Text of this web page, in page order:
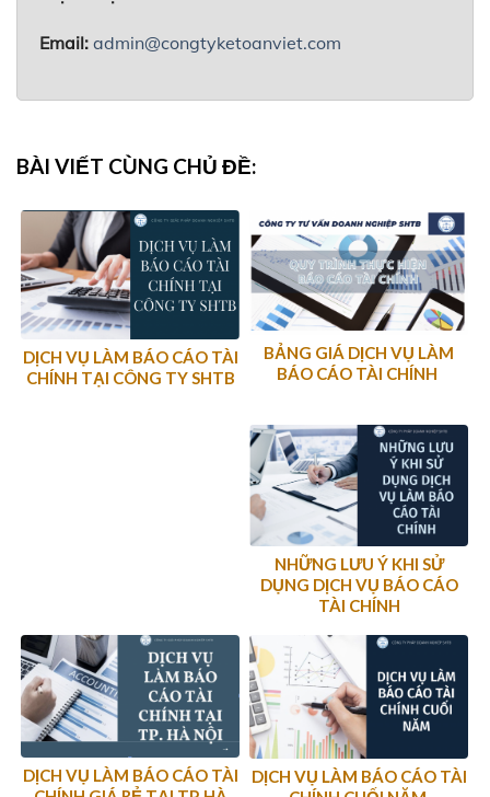
Email: admin@congtyketoanviet.com
BÀI VIẾT CÙNG CHỦ ĐỀ:
DỊCH VỤ LÀM BÁO CÁO TÀI
CHÍNH TẠI CÔNG TY SHTB
BẢNG GIÁ DỊCH VỤ LÀM
BÁO CÁO TÀI CHÍNH
NHỮNG LƯU Ý KHI SỬ
DỤNG DỊCH VỤ BÁO CÁO
TÀI CHÍNH
DỊCH VỤ LÀM BÁO CÁO TÀI
DỊCH VỤ LÀM BÁO CÁO TÀI